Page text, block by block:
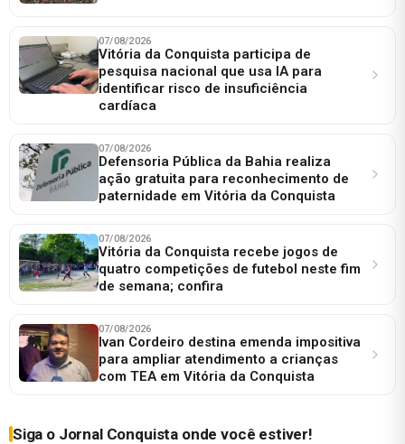
07/08/2026
Vitória da Conquista participa de
pesquisa nacional que usa IA para
identificar risco de insuficiência
cardíaca
07/08/2026
Defensoria Pública da Bahia realiza
ação gratuita para reconhecimento de
paternidade em Vitória da Conquista
07/08/2026
Vitória da Conquista recebe jogos de
quatro competições de futebol neste fim
de semana; confira
07/08/2026
Ivan Cordeiro destina emenda impositiva
para ampliar atendimento a crianças
com TEA em Vitória da Conquista
Siga o Jornal Conquista onde você estiver!